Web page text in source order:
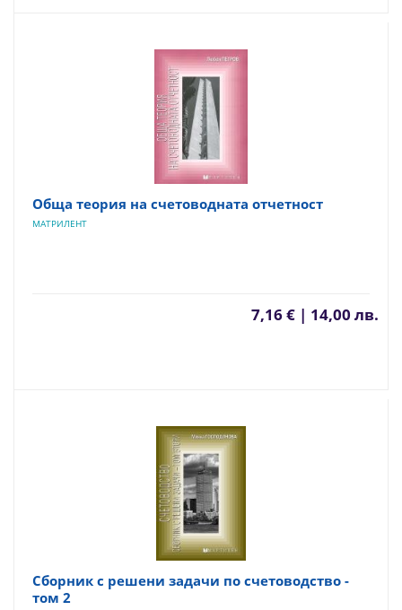
Обща теория на счетоводната отчетност
МАТРИЛЕНТ
7,16 € | 14,00 лв.
Сборник с решени задачи по счетоводство -
том 2